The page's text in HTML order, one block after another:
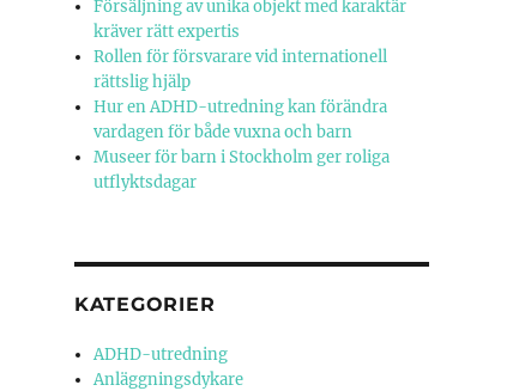
Försäljning av unika objekt med karaktär
kräver rätt expertis
Rollen för försvarare vid internationell
rättslig hjälp
Hur en ADHD-utredning kan förändra
vardagen för både vuxna och barn
Museer för barn i Stockholm ger roliga
utflyktsdagar
KATEGORIER
ADHD-utredning
Anläggningsdykare